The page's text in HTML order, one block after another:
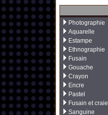
Photographie
Aquarelle
Estampe
Ethnographie
Fusain
Gouache
Crayon
Encre
Pastel
Fusain et craie
Sanguine